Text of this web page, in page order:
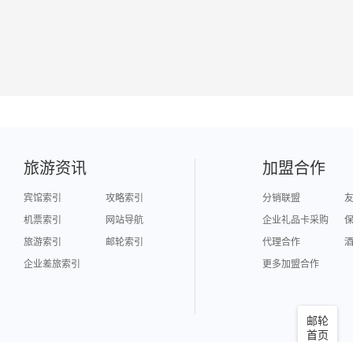
邮轮
首页
旅游资讯
宾馆索引
攻略索引
机票索引
网站导航
旅游索引
邮轮索引
企业差旅索引
加盟合作
分销联盟
企业礼品卡采购
代理合作
更多加盟合作